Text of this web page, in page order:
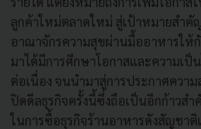
ลูกค้าใหม่ตลาดใหม่ สู่เป้าหมายสำคั
อาณาจักรความสุขผ่านมื้ออาหารให้
มาได้มีการศึกษาโอกาสและความเป็
ต่อเนื่อง จนนำมาสู่การประกาศความ
ปิดดีลธุรกิจครั้งนี้ซึ่งถือเป็นอีกก้าวส
ในการซื้อธุรกิจร้านอาหารดังสัญชาติ